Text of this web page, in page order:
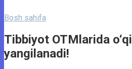
Bosh sahifa
Tibbiyot OTMlarida
yangilanadi!